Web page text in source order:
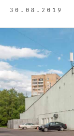
30.08.2019